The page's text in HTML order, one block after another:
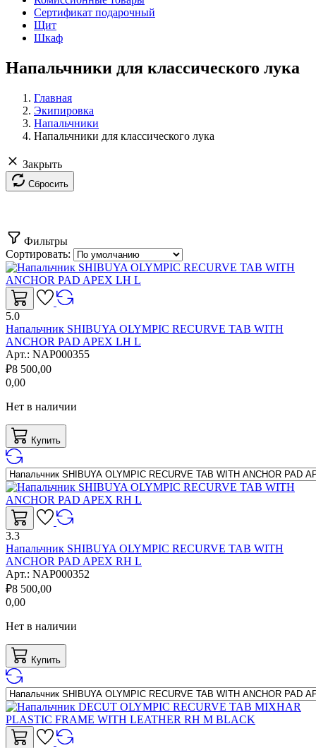
Сертификат подарочный
Щит
Шкаф
Напальчники для классического лука
Главная
Экипировка
Напальчники
Напальчники для классического лука
Закрыть
Сбросить
Фильтры
Сортировать:
5.0
Напальчник SHIBUYA OLYMPIC RECURVE TAB WITH
ANCHOR PAD APEX LH L
Арт.: NAP000355
₽8 500,00
0,00
Нет в наличии
Купить
3.3
Напальчник SHIBUYA OLYMPIC RECURVE TAB WITH
ANCHOR PAD APEX RH L
Арт.: NAP000352
₽8 500,00
0,00
Нет в наличии
Купить